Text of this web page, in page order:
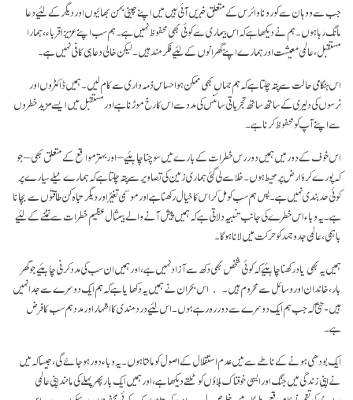
جب سے ووہان سے کورونا وائرس کے متعلق خبریں آئی ہیں میں اپنے چینی بہن بھائیوں اور دیگر کے لئیے دعا
مانگ رہا ہوں۔ ہم نے دیکھا ہے کہ اس بیماری سے کوئی بھی محفوظ نہیں ہے۔ ہم سب اپنے عزیز اقرباء، ہمارا
مستقبل، عالمی معیشت اور ہمارے اپنے گھرانوں کے لئیے فکرمند ہیں۔ لیکن خالی دعا ہی کافی نہیں ہے۔
اس ہنگامی حالت سے پتہ چلتا ہے کہ ہم جہاں بھی ممکن ہو احساس ذمہ داری سے کام لیں۔ ہمیں ڈاکٹروں اور
نرسوں کی دلیری کے ساتھ ساتھ تجرباتی سائنس کی مدد سے اس کا رخ موڑنا ہے اور مستقبل میں ایسے مزید خطروں
سے اپنے آپ کو محفوظ کرنا ہے۔
اس خوف کے دور میں ہمیں دور رس خطرات کے بارے میں سوچنا چاہئیے – اور بہتر مواقع کے متعلق بھی – جو
کہ پورے کرۂ ارض پر محیط ہوں۔ خلا سے لی گئی ہماری زمین کی تصاویر سے پتہ چلتا ہے کہ ہمارے نیلے سیارے پر
کوئی حد بندی نہیں ہے۔ پس ہم سب کو مل کر اس کا خیال رکھنا ہے اور موسمی تغیّر اور دیگر تباہ کن طاقتوں سے بچانا
ہے۔ یہ وباء اس خطرے کی جانب تنبیہ دلاتی ہے کہ ہمیں پیش آنے والے بیمثال عظیم خطرات سے نمٹنے کے لئیے
باہمی، عالمی جد و جہد کو حرکت میں لانا ہو گا۔
ہمیں یہ بھی یاد رکھنا چاہئیے کہ کوئی شخص بھی دکھ سےآزاد نہیں ہے، اور ہمیں ان سب کی مدد کرنی چاہئیے جو گھر
بار، خاندان اور وسائل سے محروم ہیں۔ اس بحران نے ہمیں یہ دکھایا ہے کہ ہم ایک دوسرے سے جدا نہیں
ہیں- حتیٰ کہ جب ہم ایک دوسرے سے دور رہ رہے ہوں۔ اس لئیے درد مندی کا اظہار اور مدد ہم سب کا فرض
ہے۔
ایک بودھی ہونے کے ناطے سے میں عدم استقلال کے اصول کو مانتا ہوں۔ یہ وباء دور ہو جائے گی، جیسا کہ میں
نے اپنی زندگی میں جنگ اور ایسی خوفناک بلاؤں کو ٹلتے دیکھا ہے، اور ہمیں ایک بار پھر پہلے کی مانند اپنی عالمی